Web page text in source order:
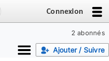
Connexion
2 abonnés
Ajouter / Suivre